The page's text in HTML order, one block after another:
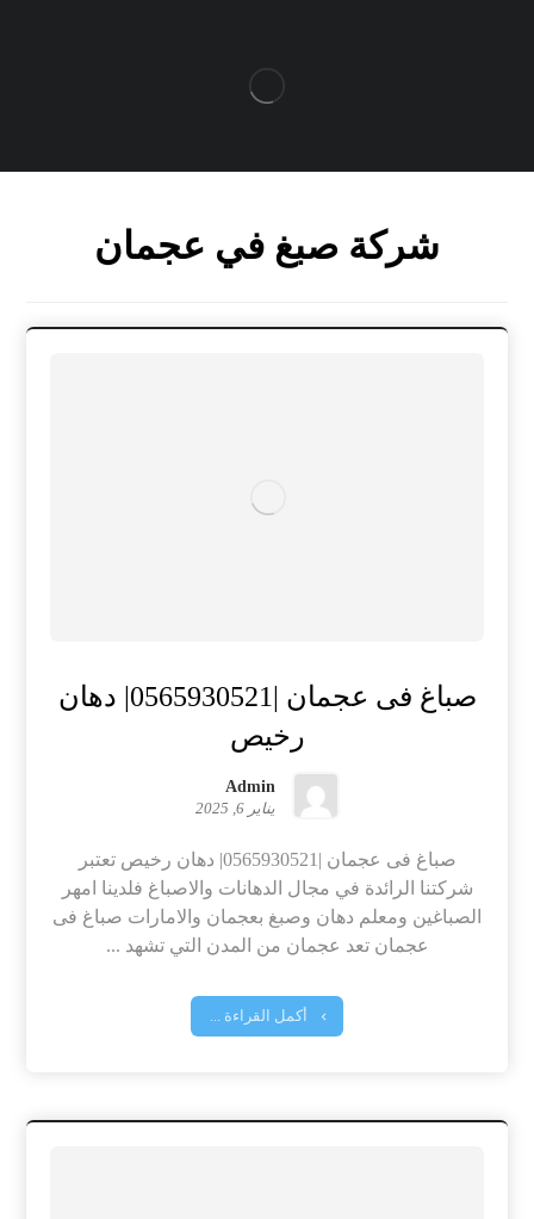
شركة صبغ في عجمان
صباغ فى عجمان |0565930521| دهان
رخيص
Admin
يناير 6, 2025
صباغ فى عجمان |0565930521| دهان رخيص تعتبر
شركتنا الرائدة في مجال الدهانات والاصباغ فلدينا امهر
الصباغين ومعلم دهان وصبغ بعجمان والامارات صباغ فى
عجمان تعد عجمان من المدن التي تشهد ...
أكمل القراءة ...